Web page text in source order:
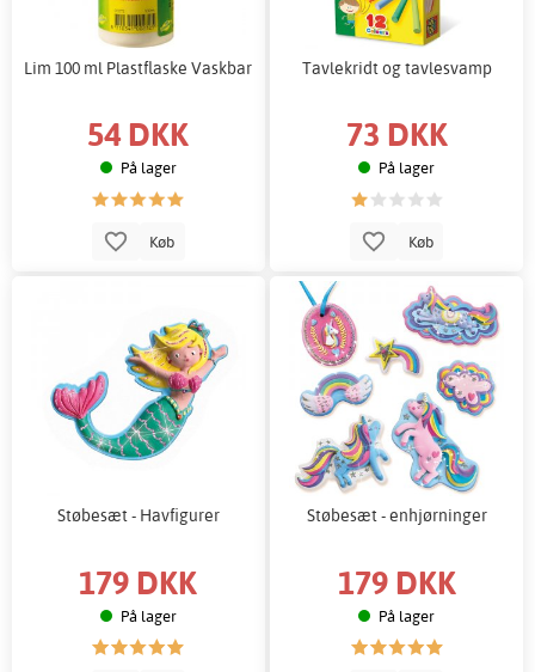
Lim 100 ml Plastflaske Vaskbar
54 DKK
På lager
Køb
Tavlekridt og tavlesvamp
73 DKK
På lager
Køb
Støbesæt - Havfigurer
179 DKK
På lager
Støbesæt - enhjørninger
179 DKK
På lager